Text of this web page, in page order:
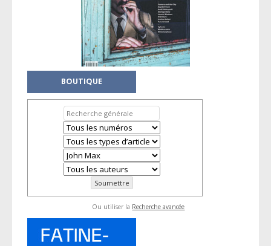
BOUTIQUE
Ou utiliser la Recherche avancée